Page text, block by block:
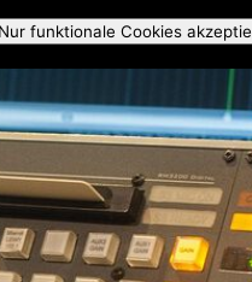
uns Archiv
Nur funktionale Cookies